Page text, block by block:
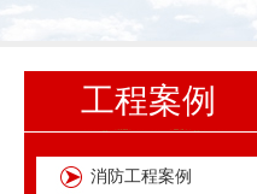
工程案例
消防工程案例